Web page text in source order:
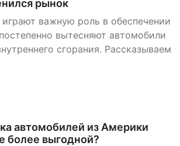
рынок
важную роль в обеспечении
вытесняют автомобили
сгорания. Рассказываем
автомобилей из Америки
более выгодной?